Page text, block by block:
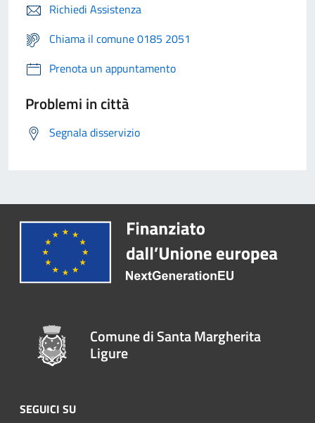
Richiedi Assistenza
Chiama il comune 0185 2051
Prenota un appuntamento
Problemi in città
Segnala disservizio
Comune di Santa Margherita
Ligure
SEGUICI SU